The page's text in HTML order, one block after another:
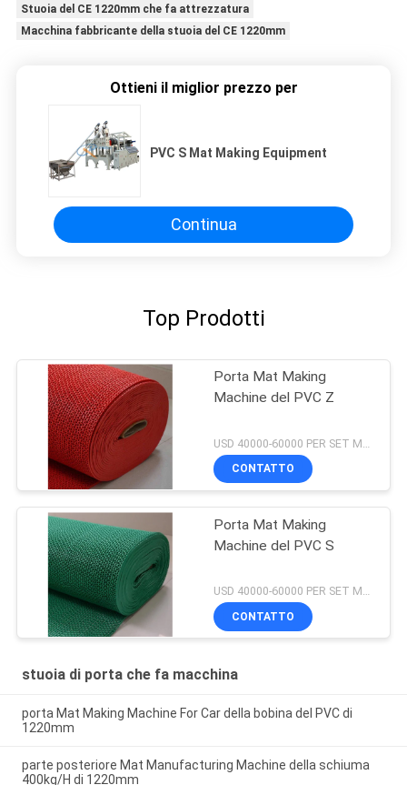
Stuoia del CE 1220mm che fa attrezzatura
Macchina fabbricante della stuoia del CE 1220mm
Ottieni il miglior prezzo per
PVC S Mat Making Equipment
Continua
Top Prodotti
Porta Mat Making
Machine del PVC Z
CONTATTO
Porta Mat Making
Machine del PVC S
USD 40000-60000 PER SET MOQ:1SET
CONTATTO
stuoia di porta che fa macchina
porta Mat Making Machine For Car della bobina del PVC di
1220mm
parte posteriore Mat Manufacturing Machine della schiuma
400kg/H di 1220mm